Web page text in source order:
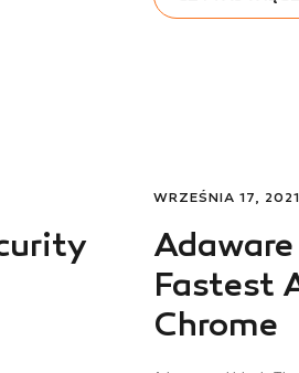
WRZEŚNIA 17,
Fastest
Chrome